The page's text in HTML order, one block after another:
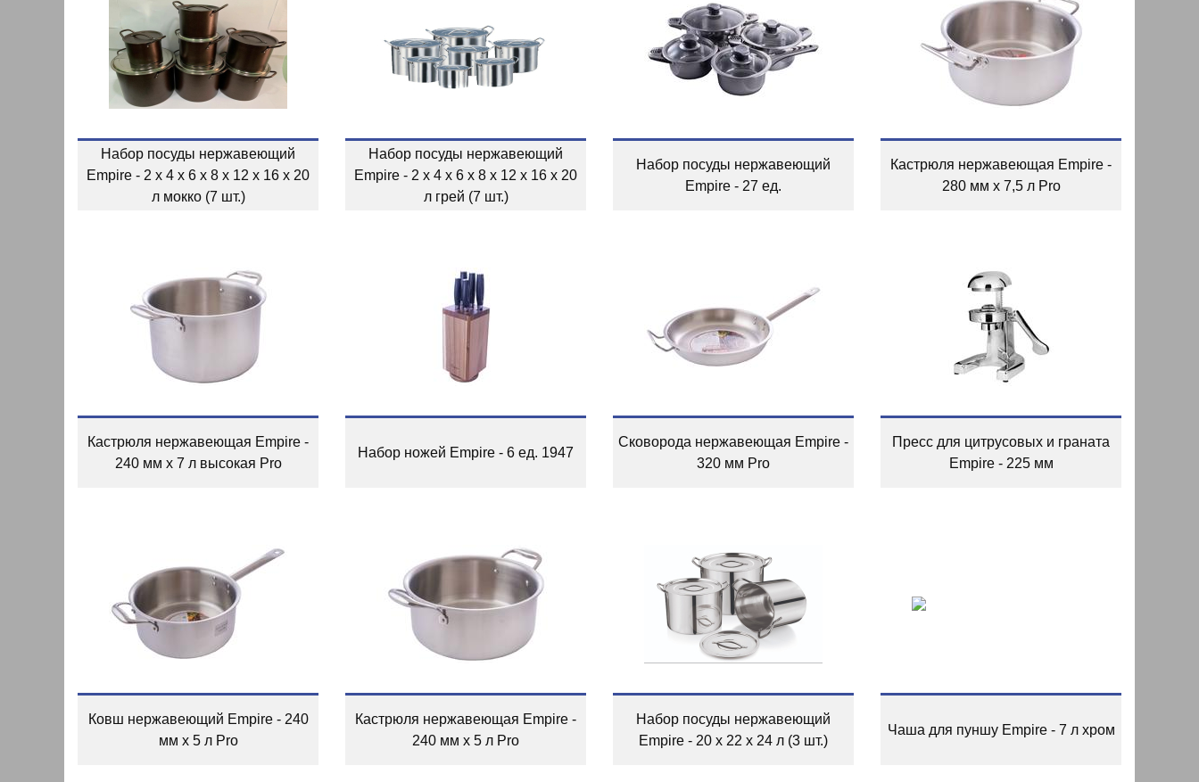
Набор посуды нержавеющий
Empire - 2 x 4 x 6 x 8 x 12 x 16 x 20
л мокко (7 шт.)
Набор посуды нержавеющий
Empire - 2 x 4 x 6 x 8 x 12 x 16 x 20
л грей (7 шт.)
Набор посуды нержавеющий
Empire - 27 ед.
Кастрюля нержавеющая Empire -
280 мм x 7,5 л Pro
Кастрюля нержавеющая Empire -
240 мм x 7 л высокая Pro
Набор ножей Empire - 6 ед. 1947
Сковорода нержавеющая Empire -
320 мм Pro
Пресс для цитрусовых и граната
Empire - 225 мм
Ковш нержавеющий Empire - 240
мм x 5 л Pro
Кастрюля нержавеющая Empire -
240 мм x 5 л Pro
Набор посуды нержавеющий
Empire - 20 x 22 x 24 л (3 шт.)
Чаша для пуншу Empire - 7 л хром